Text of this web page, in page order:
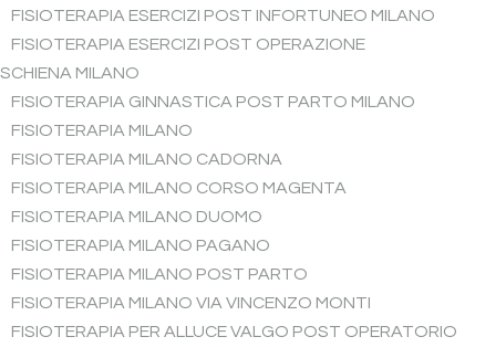
FISIOTERAPIA ESERCIZI POST INFORTUNEO MILANO
FISIOTERAPIA ESERCIZI POST OPERAZIONE
SCHIENA MILANO
FISIOTERAPIA GINNASTICA POST PARTO MILANO
FISIOTERAPIA MILANO
FISIOTERAPIA MILANO CADORNA
FISIOTERAPIA MILANO CORSO MAGENTA
FISIOTERAPIA MILANO DUOMO
FISIOTERAPIA MILANO PAGANO
FISIOTERAPIA MILANO POST PARTO
FISIOTERAPIA MILANO VIA VINCENZO MONTI
FISIOTERAPIA PER ALLUCE VALGO POST OPERATORIO